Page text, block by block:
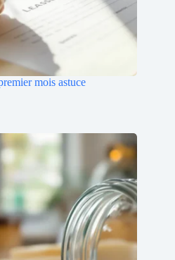
mois astuce